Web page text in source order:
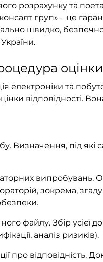
розрахунку та
груп» – це
швидко, безпечно
оцінки
електроніки та
відповідності.
Визначення, під які
випробувань.
зокрема,
файлу. Збір усієї
аналіз ризиків).
про відповідність.